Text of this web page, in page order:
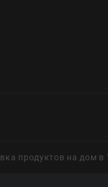
продуктов на дом в